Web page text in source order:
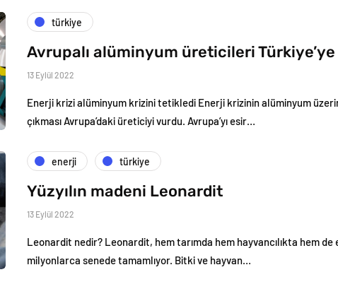
türkiye
Avrupalı alüminyum üreticileri
13 Eylül 2022
Enerji krizi alüminyum krizini tetikledi Enerji krizinin alüminyum
çıkması Avrupa’daki üreticiyi vurdu. Avrupa’yı esir…
enerji türkiye
Yüzyılın madeni Leonardit
13 Eylül 2022
Leonardit nedir? Leonardit, hem tarımda hem hayvancılıkta hem
milyonlarca senede tamamlıyor. Bitki ve hayvan…